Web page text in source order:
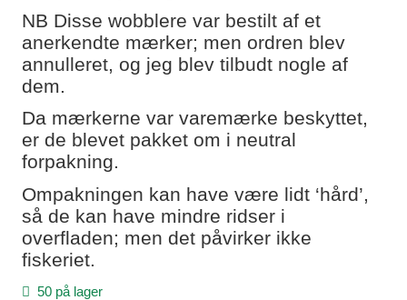
NB Disse wobblere var bestilt af et
anerkendte mærker; men ordren blev
annulleret, og jeg blev tilbudt nogle af
dem.
Da mærkerne var varemærke beskyttet,
er de blevet pakket om i neutral
forpakning.
Ompakningen kan have være lidt ‘hård’,
så de kan have mindre ridser i
overfladen; men det påvirker ikke
fiskeriet.
50 på lager